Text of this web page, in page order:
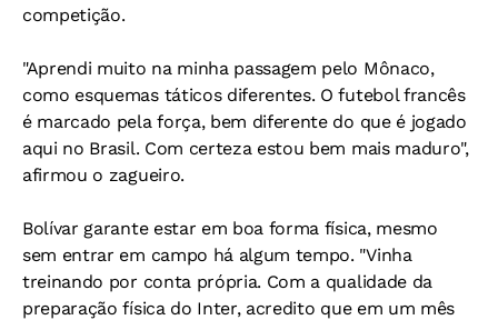
competição.
"Aprendi muito na minha passagem pelo Mônaco,
como esquemas táticos diferentes. O futebol francês
é marcado pela força, bem diferente do que é jogado
aqui no Brasil. Com certeza estou bem mais maduro",
afirmou o zagueiro.
Bolívar garante estar em boa forma física, mesmo
sem entrar em campo há algum tempo. "Vinha
treinando por conta própria. Com a qualidade da
preparação física do Inter, acredito que em um mês